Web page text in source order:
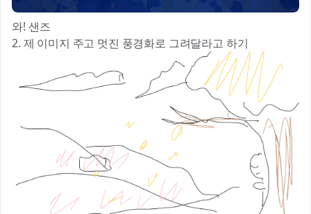
와! 샌즈
2. 제 이미지 주고 멋진 풍경화로 그려달라고 하기